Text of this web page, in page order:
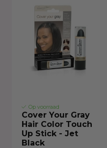
Op voorraad
Cover Your Gray
Hair Color Touch
Up Stick - Jet
Black